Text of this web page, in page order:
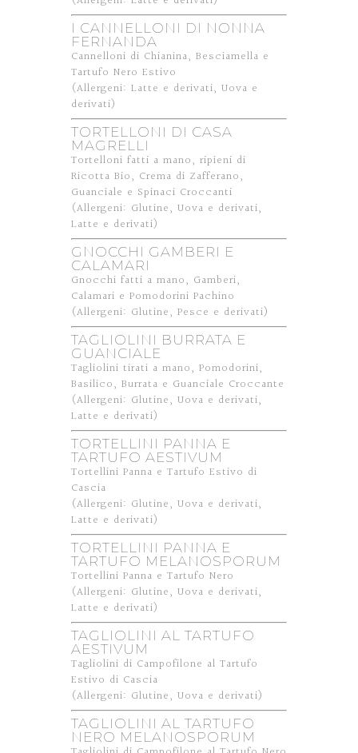
I CANNELLONI DI NONNA
FERNANDA
Cannelloni di Chianina, Besciamella e
Tartufo Nero Estivo
(Allergeni: Latte e derivati, Uova e
derivati)
TORTELLONI DI CASA
MAGRELLI
Tortelloni fatti a mano, ripieni di
Ricotta Bio, Crema di Zafferano,
Guanciale e Spinaci Croccanti
(Allergeni: Glutine, Uova e derivati,
Latte e derivati)
GNOCCHI GAMBERI E
CALAMARI
Gnocchi fatti a mano, Gamberi,
Calamari e Pomodorini Pachino
(Allergeni: Glutine, Pesce e derivati)
TAGLIOLINI BURRATA E
GUANCIALE
Tagliolini tirati a mano, Pomodorini,
Basilico, Burrata e Guanciale Croccante
(Allergeni: Glutine, Uova e derivati,
Latte e derivati)
TORTELLINI PANNA E
TARTUFO AESTIVUM
Tortellini Panna e Tartufo Estivo di
Cascia
(Allergeni: Glutine, Uova e derivati,
Latte e derivati)
TORTELLINI PANNA E
TARTUFO MELANOSPORUM
Tortellini Panna e Tartufo Nero
(Allergeni: Glutine, Uova e derivati,
Latte e derivati)
TAGLIOLINI AL TARTUFO
AESTIVUM
Tagliolini di Campofilone al Tartufo
Estivo di Cascia
(Allergeni: Glutine, Uova e derivati)
TAGLIOLINI AL TARTUFO
NERO MELANOSPORUM